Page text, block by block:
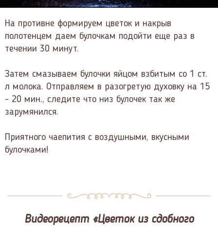
На противне формируем цветок и накрыв
полотенцем даем булочкам подойти еще раз в
течении 30 минут.
Затем смазываем булочки яйцом взбитым со 1 ст.
л молока. Отправляем в разогретую духовку на 15
- 20 мин., следите что низ булочек так же
зарумянился.
Приятного чаепития с воздушными, вкусными
булочками!
Видеорецепт «Цветок из сдобного